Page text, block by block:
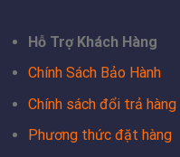
Hỗ Trợ Khách Hàng
Chính Sách Bảo Hành
Chính sách đổi trả hàng
Phương thức đặt hàng